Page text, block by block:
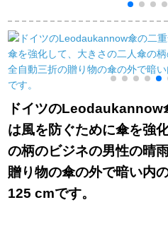
少年用パソル、警察
長46 cm*8 k
テレット学
式傘立て折
畳傘収納棚
鉄芸収納納
【21ホール
ドイツのLeodaukannow
は風を防ぐために傘を強
の柄のビジネの男性の晴
贈り物の傘の外で暗い内
125 cmです。